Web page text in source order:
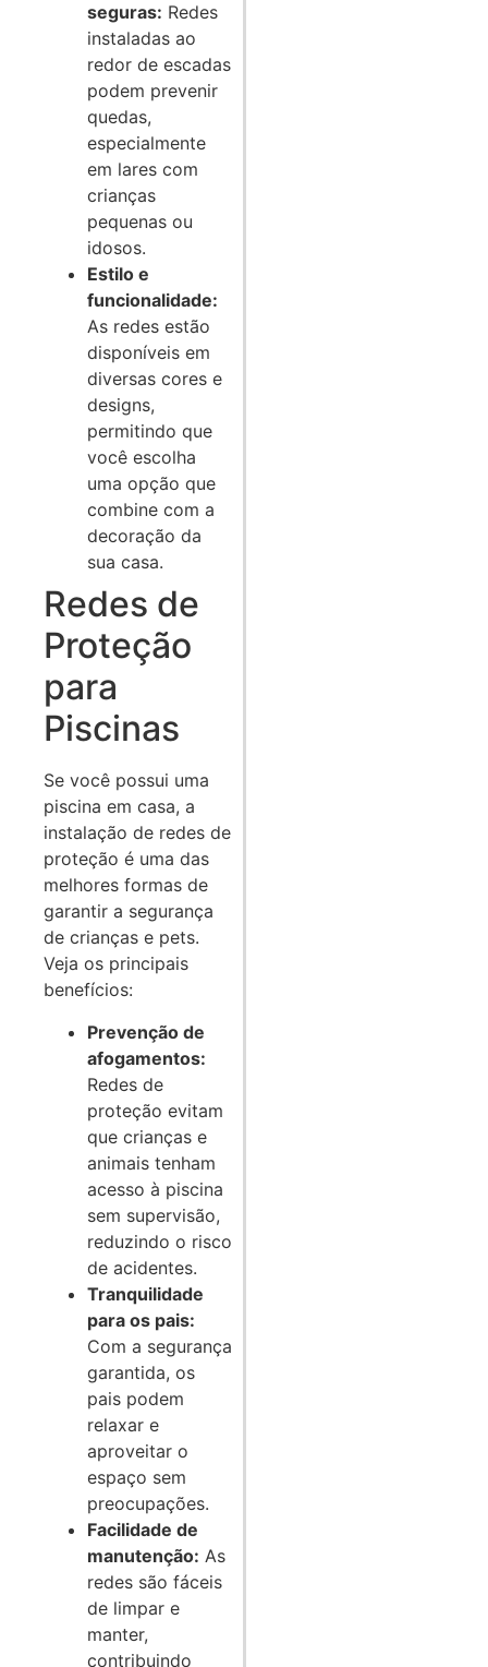
seguras: Redes
instaladas ao
redor de escadas
podem prevenir
quedas,
especialmente
em lares com
crianças
pequenas ou
idosos.
Estilo e
funcionalidade:
As redes estão
disponíveis em
diversas cores e
designs,
permitindo que
você escolha
uma opção que
combine com a
decoração da
sua casa.
Redes de
Proteção
para
Piscinas
Se você possui uma
piscina em casa, a
instalação de redes de
proteção é uma das
melhores formas de
garantir a segurança
de crianças e pets.
Veja os principais
benefícios:
Prevenção de
afogamentos:
Redes de
proteção evitam
que crianças e
animais tenham
acesso à piscina
sem supervisão,
reduzindo o risco
de acidentes.
Tranquilidade
para os pais:
Com a segurança
garantida, os
pais podem
relaxar e
aproveitar o
espaço sem
preocupações.
Facilidade de
manutenção: As
redes são fáceis
de limpar e
manter,
contribuindo